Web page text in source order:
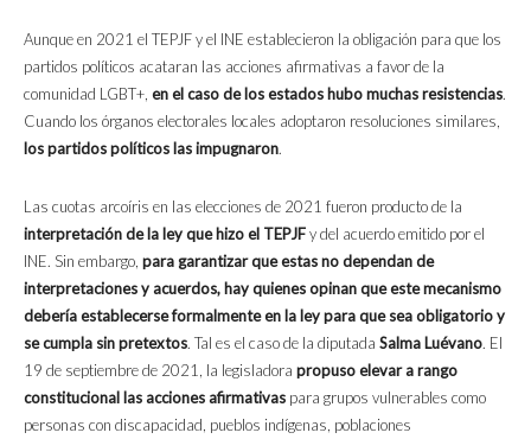
Aunque en 2021 el TEPJF y el INE establecieron la obligación para que los
partidos políticos acataran las acciones afirmativas a favor de la
comunidad LGBT+, en el caso de los estados hubo muchas resistencias.
Cuando los órganos electorales locales adoptaron resoluciones similares,
los partidos políticos las impugnaron.
Las cuotas arcoíris en las elecciones de 2021 fueron producto de la
interpretación de la ley que hizo el TEPJFy del acuerdo emitido por el
INE. Sin embargo, para garantizar que estas no dependan de
interpretaciones y acuerdos, hay quienes opinan que este mecanismo
debería establecerse formalmente en la ley para que sea obligatorio y
se cumpla sin pretextos. Tal es el caso de la diputada Salma Luévano. El
19 de septiembre de 2021, la legisladora propuso elevar a rango
constitucional las acciones afirmativas para grupos vulnerables como
personas con discapacidad, pueblos indígenas, poblaciones